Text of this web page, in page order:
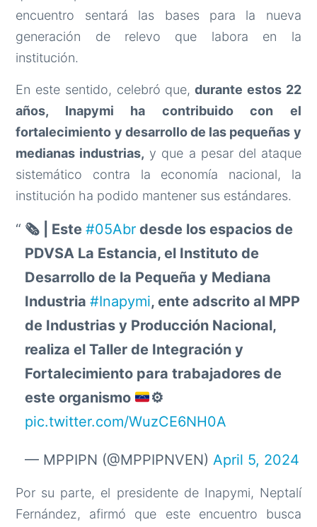
encuentro sentará las bases para la nueva
generación de relevo que labora en la
institución.
En este sentido, celebró que, durante estos 22
años, Inapymi ha contribuido con el
fortalecimiento y desarrollo de las pequeñas y
medianas industrias, y que a pesar del ataque
sistemático contra la economía nacional, la
institución ha podido mantener sus estándares.
🗞️ | Este #05Abrdesde los espacios de
PDVSA La Estancia, el Instituto de
Desarrollo de la Pequeña y Mediana
Industria #Inapymi, ente adscrito al MPP
de Industrias y Producción Nacional,
realiza el Taller de Integración y
Fortalecimiento para trabajadores de
este organismo
⚙️
pic.twitter.com/WuzCE6NH0A
— MPPIPN (@MPPIPNVEN) April 5, 2024
Por su parte, el presidente de Inapymi, Neptalí
Fernández, afirmó que este encuentro busca